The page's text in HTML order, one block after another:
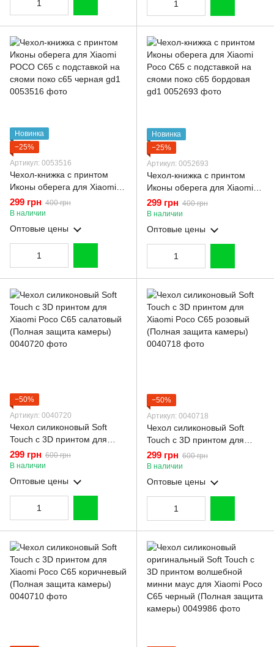
Новинка
−25%
Артикул: 0053516
Чехол-книжка с принтом
Иконы оберега для Xiaomi
POCO C65 с подставкой на
сяоми поко с65 черная gd1
299 грн 400 грн
В наличии
Оптовые цены
Новинка
−25%
Артикул: 0052693
Чехол-книжка с принтом
Иконы оберега для Xiaomi
Poco C65 с подставкой на
сяоми поко с65 бордовая
gd1
299 грн 400 грн
В наличии
Оптовые цены
−50%
Артикул: 0040720
Чехол силиконовый Soft
Touch с 3D принтом для
Xiaomi Poco C65 салатовый
(Полная защита камеры)
299 грн 600 грн
В наличии
Оптовые цены
−50%
Артикул: 0040718
Чехол силиконовый Soft
Touch с 3D принтом для
Xiaomi Poco C65 розовый
(Полная защита камеры)
299 грн 600 грн
В наличии
Оптовые цены